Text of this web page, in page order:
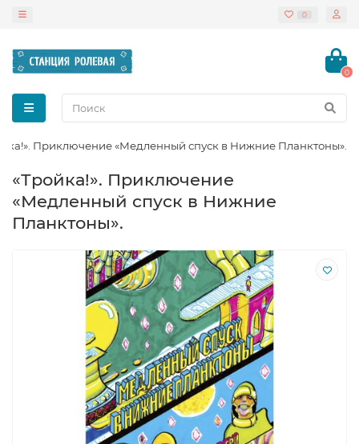
0
0
Приключение «Медленный спуск в Нижние Планктоны».
«Тройка!». Приключение
«Медленный спуск в Нижние
Планктоны».